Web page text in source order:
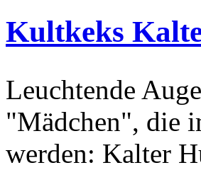
Kultkeks
Leuchtende
"Mädchen", die
werden: Kalter